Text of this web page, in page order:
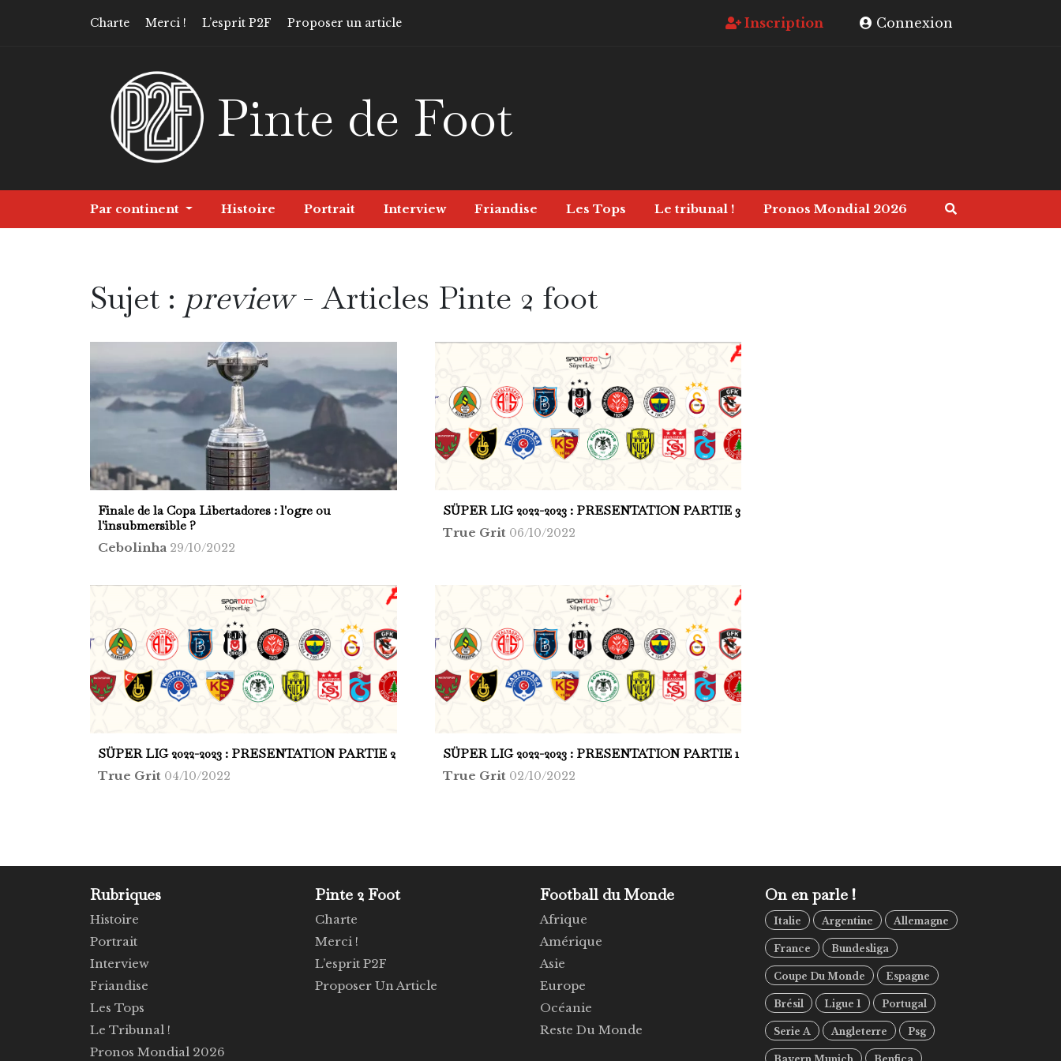
Charte Merci ! L’esprit P2F Proposer un article Inscription Connexion
Pinte de Foot
Par continent Histoire Portrait Interview Friandise Les Tops Le tribunal ! Pronos Mondial 2026
Sujet : preview- Articles Pinte 2 foot
Finale de la Copa Libertadores : l'ogre ou
l'insubmersible ?
Cebolinha 29/10/2022
SÜPER LIG 2022-2023 : PRESENTATION PARTIE 3
True Grit 06/10/2022
SÜPER LIG 2022-2023 : PRESENTATION PARTIE 2
True Grit 04/10/2022
SÜPER LIG 2022-2023 : PRESENTATION PARTIE 1
True Grit 02/10/2022
Rubriques
Histoire
Portrait
Interview
Friandise
Les Tops
Le Tribunal !
Pronos Mondial 2026
Pinte 2 Foot
Charte
Merci !
L’esprit P2F
Proposer Un Article
Football du Monde
Afrique
Amérique
Asie
Europe
Océanie
Reste Du Monde
On en parle !
Italie Argentine Allemagne
France Bundesliga
Coupe Du Monde Espagne
Brésil Ligue 1 Portugal
Serie A Angleterre Psg